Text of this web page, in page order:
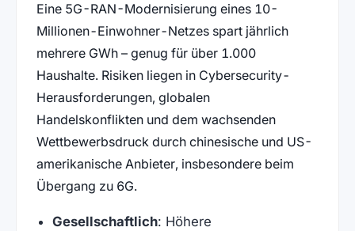
Eine 5G-RAN-Modernisierung eines 10-
Millionen-Einwohner-Netzes spart jährlich
mehrere GWh – genug für über 1.000
Haushalte. Risiken liegen in Cybersecurity-
Herausforderungen, globalen
Handelskonflikten und dem wachsenden
Wettbewerbsdruck durch chinesische und US-
amerikanische Anbieter, insbesondere beim
Übergang zu 6G.
Gesellschaftlich: Höhere